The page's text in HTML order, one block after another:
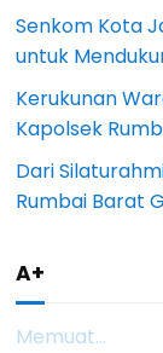
Senkom Kota
untuk
Kerukunan
Kapolsek
Dari
Rumbai Barat
A+
Memuat...